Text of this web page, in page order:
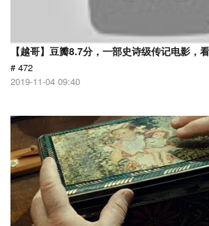
【越哥】豆瓣8.7分，一部史诗级传记电影，
# 472
2019-11-04 09:40